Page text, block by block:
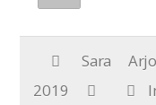
Sara
2019